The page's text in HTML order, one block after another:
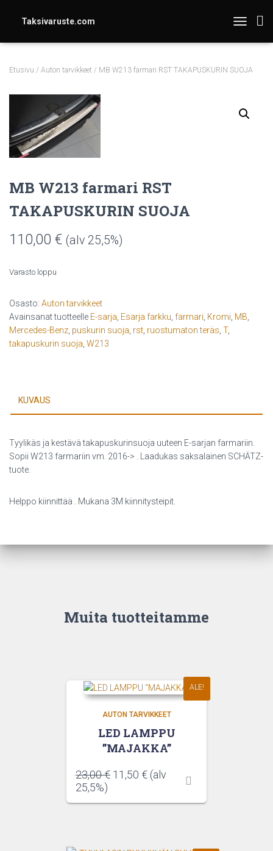
Taksivaruste.com
Etusivu / Auton tarvikkeet / MB W213 farmari RST TAKAPUSKURIN SUOJA
MB W213 farmari RST
TAKAPUSKURIN SUOJA
110,00 € (alv 25,5%)
Varasto loppu
Osasto: Auton tarvikkeet
Avainsanat tuotteelle E-sarja Esarja farkku farmari Kromi MB
Mercedes-Benz puskurin suoja rst ruostumaton teräs T,
takapuskurin suoja W213
KUVAUS
Tyylikäs ja kestävä takapuskurinsuoja uuteen E-sarjan farmariin.
Sopii W213 farmariin vm. 2016-> . Laadukas saksalainen SCHÄTZ-
tuote.
Helppo kiinnittää . Mukana 3M kiinnitysteipit.
Muita tuotteitamme
ALE!
AUTON TARVIKKEET
LED LAMPPU
”MAJAKKA”
23,00€ Alkuperäinen
oli:
11,50 €Nykyinen
on:
(alv
25,5%)